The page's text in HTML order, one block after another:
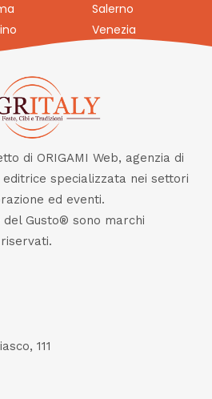
Salerno
Venezia
di ORIGAMI Web, agenzia di
editrice specializzata nei settori
ed eventi.
Gusto® sono marchi
111